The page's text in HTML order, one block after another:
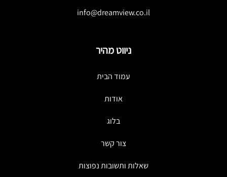
info@dreamview.co.il
ניווט מהיר
עמוד הבית
אודות
בלוג
צור קשר
שאלות ותשובות נפוצות